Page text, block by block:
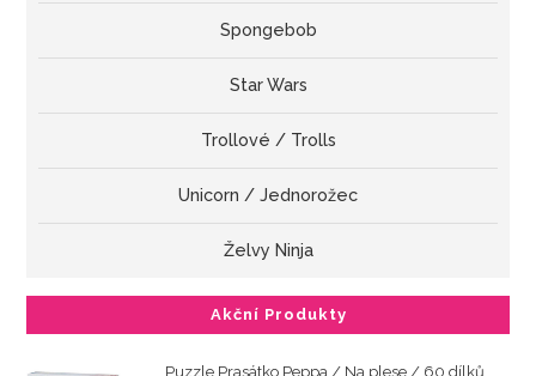
Spongebob
Star Wars
Trollové / Trolls
Unicorn / Jednorožec
Želvy Ninja
Akční Produkty
Puzzle Prasátko Peppa / Na plese / 60 dílků